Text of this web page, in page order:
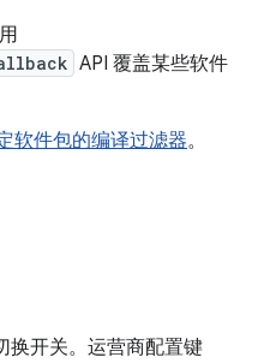
API 覆盖某些软件
软件包的编译过滤器。
换开关。运营商配置键